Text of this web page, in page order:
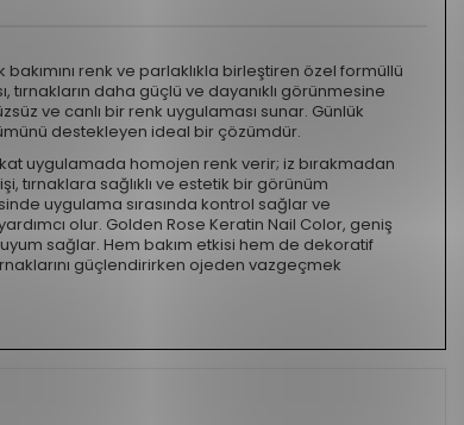
renk ve parlaklıkla birleştiren özel formüllü
tırnakların daha güçlü ve dayanıklı görünmesine
ve canlı bir renk uygulaması sunar. Günlük
destekleyen ideal bir çözümdür.
uygulamada homojen renk verir; iz bırakmadan
tırnaklara sağlıklı ve estetik bir görünüm
uygulama sırasında kontrol sağlar ve
olur. Golden Rose Keratin Nail Color, geniş
sağlar. Hem bakım etkisi hem de dekoratif
güçlendirirken ojeden vazgeçmek